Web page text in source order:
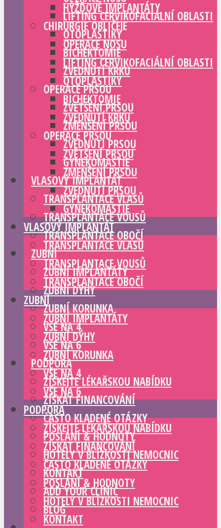
LIFTING CERVIKOFACIÁLNÍ OBLASTI
OTOPLASTIKY
BICHEKTOMIE
ZVEDNUTÍ KRKU
OPERACE PRSOU
ZVĚTŠENÍ PRSOU
ZMENŠENÍ PRSOU
ZVEDNUTÍ PRSOU
GYNEKOMASTIE
VLASOVÝ IMPLANTÁT
TRANSPLANTACE VLASŮ
TRANSPLANTACE VOUSŮ
TRANSPLANTACE OBOČÍ
ZUBNÍ
ZUBNÍ IMPLANTÁTY
ZUBNÍ DÝHY
ZUBNÍ KORUNKA
VŠE NA 4
VŠE NA 6
PODPORA
ZÍSKEJTE LÉKAŘSKOU NABÍDKU
ZÍSKAT FINANCOVÁNÍ
ČASTO KLADENÉ OTÁZKY
POSLÁNÍ & HODNOTY
HOTELY V BLÍZKOSTI NEMOCNIC
KONTAKT
ADD YOUR CLINIC
BLOG
HÝŽĎOVÉ IMPLANTÁTY
CHIRURGIE OBLIČEJE
OPERACE NOSU
LIFTING CERVIKOFACIÁLNÍ OBLASTI
OTOPLASTIKY
BICHEKTOMIE
ZVEDNUTÍ KRKU
OPERACE PRSOU
ZVĚTŠENÍ PRSOU
ZMENŠENÍ PRSOU
ZVEDNUTÍ PRSOU
GYNEKOMASTIE
VLASOVÝ IMPLANTÁT
TRANSPLANTACE VLASŮ
TRANSPLANTACE VOUSŮ
TRANSPLANTACE OBOČÍ
ZUBNÍ
ZUBNÍ IMPLANTÁTY
ZUBNÍ DÝHY
ZUBNÍ KORUNKA
VŠE NA 4
VŠE NA 6
PODPORA
ZÍSKEJTE LÉKAŘSKOU NABÍDKU
ZÍSKAT FINANCOVÁNÍ
ČASTO KLADENÉ OTÁZKY
POSLÁNÍ & HODNOTY
HOTELY V BLÍZKOSTI NEMOCNIC
KONTAKT